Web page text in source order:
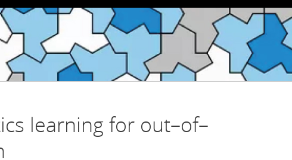
learning for out–of–